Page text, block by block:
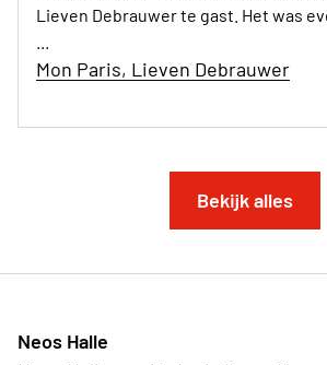
Lieven Debrauwer te gast. Het was
Mon Paris, Lieven Debrauwer
Bekijk alles
Neos Halle